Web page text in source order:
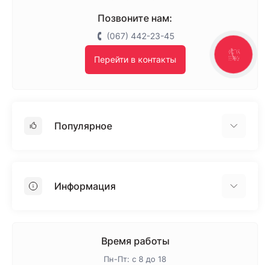
Позвоните нам:
(067) 442-23-45
Перейти в контакты
Популярное
ПенопластИнформация
Время работы
Пн-Пт: с 8 до 18
КНОПКА
ЗВ'ЯЗКУ